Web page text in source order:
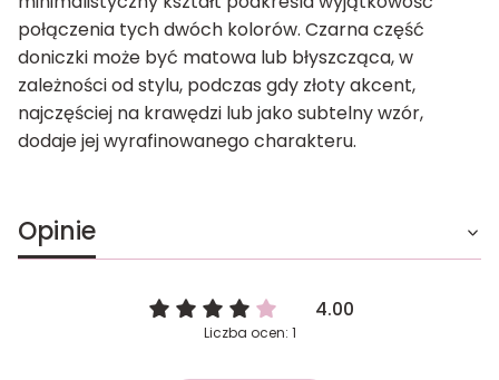
połączenia tych dwóch kolorów. Czarna część
doniczki może być matowa lub błyszcząca, w
zależności od stylu, podczas gdy złoty akcent,
najczęściej na krawędzi lub jako subtelny wzór,
dodaje jej wyrafinowanego charakteru.
Opinie
4.00
Liczba ocen: 1